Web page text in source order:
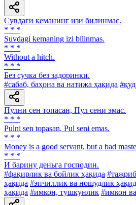
Сувдаги кеманинг изи билинмас.
* * *
Suvdagi kemaning izi bilinmas.
* * *
Without a hitch.
* * *
Без сучка без задоринки.
#сабаб, баҳона ва натижа ҳақида
Пулни сен топасан, Пул сени эмас.
* * *
Pulni sen topasan, Pul seni emas.
* * *
Money is a good servant, but a bad
* * *
И барину деньга господин.
#фақирлик ва бойлик ҳақида
ҳақида #эпчиллик ва ношудлик
ҳақида #имкон, тушкунлик #имкон